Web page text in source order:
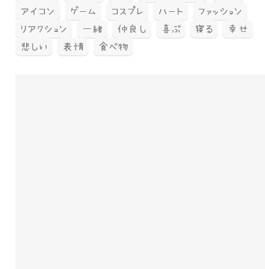
アイコン
ゲーム コスプレ ハート
ファッション
リアクション
一緒 仲良し 喜ぶ 寝る
幸せ
悲しい
表情 食べ物